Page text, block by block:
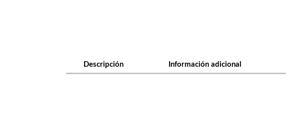
Descripción Información adicional